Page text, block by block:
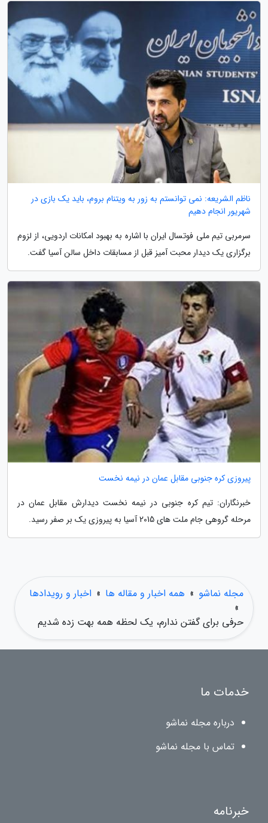
ناظم الشریعه: نمی توانستم به زور به ویتنام بروم، باید یک بازی در
شهریور انجام دهیم
سرمربی تیم ملی فوتسال ایران با اشاره به بهبود امکانات اردویی، از لزوم
برگزاری یک دیدار محبت آمیز قبل از مسابقات داخل سالن آسیا گفت.
پیروزی کره جنوبی مقابل عمان در نیمه نخست
خبرنگاران: تیم کره جنوبی در نیمه نخست دیدارش مقابل عمان در
مرحله گروهی جام ملت های 2015 آسیا به پیروزی یک بر صفر رسید.
مجله نماشو » همه اخبار و مقاله ها » اخبار و رویدادها
»
حرفی برای گفتن ندارم، یک لحظه همه بهت زده شدیم
خدمات ما
درباره مجله نماشو
تماس با مجله نماشو
خبرنامه